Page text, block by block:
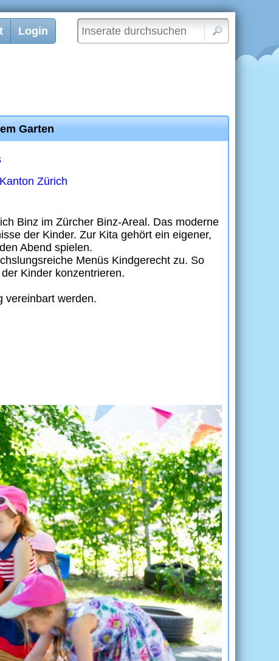
Login
Garten
Kanton Zürich
Binz im Zürcher Binz-Areal. Das moderne
der Kinder. Zur Kita gehört ein eigener,
Abend spielen.
Menüs Kindgerecht zu. So
Kinder konzentrieren.
vereinbart werden.